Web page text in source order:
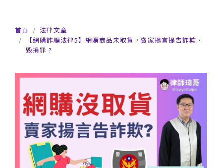
首頁
法律文章
【網購詐騙法律5】網購商品未取貨，賣家揚言提告詐欺、
毀損罪 ?